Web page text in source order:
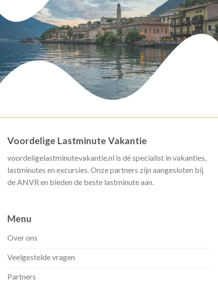
Voordelige Lastminute Vakantie
voordeligelastminutevakantie.nl is dé specialist in vakanties,
lastminutes en excursies. Onze partners zijn aangesloten bij
de ANVR en bieden de beste lastminute aan.
Menu
Over ons
Veelgestelde vragen
Partners